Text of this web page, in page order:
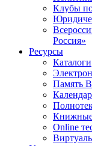
Клубы
Россия»
Ресурсы
Каталоги
Память
Online